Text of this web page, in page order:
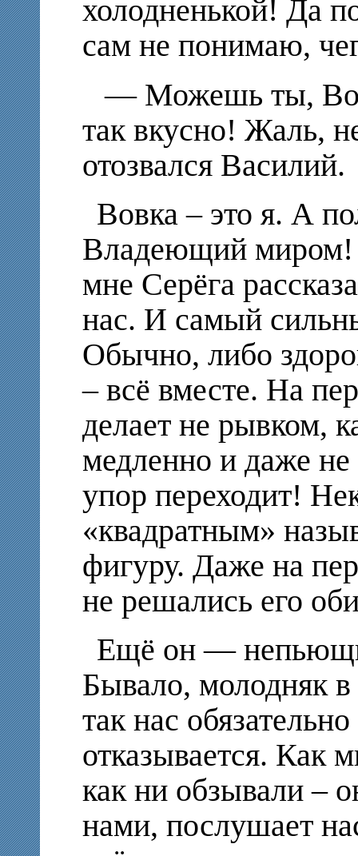
холодненькой! Да
сам не понимаю,
— Можешь ты,
так вкусно! Жаль,
отозвался Василий.
Вовка – это я. А
Владеющий миром!
мне Серёга
нас. И самый
Обычно, либо
– всё вместе. На
делает не рывком,
медленно и даже не
упор переходит!
«квадратным»
фигуру. Даже на
не решались его
Ещё он —
Бывало, молодняк
так нас
отказывается. Как
как ни обзывали –
нами, послушает